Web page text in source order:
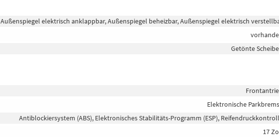
Außenspiegel elektrisch anklappbar, Außenspiegel beheizbar, Außenspiegel elektrisch
Getönte
Elektronische
Antiblockiersystem (ABS), Elektronisches Stabilitäts-Programm (ESP),
17